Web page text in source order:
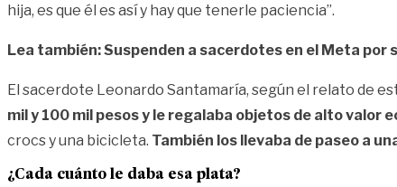
hija, es que él es así y hay que tenerle paciencia”.
Lea también: Suspenden a sacerdotes en el Meta por
El sacerdote Leonardo Santamaría, según el relato de
mil y 100 mil pesos y le regalaba objetos de alto valor
crocs y una bicicleta. También los llevaba de paseo a
¿Cada cuánto le daba esa plata?